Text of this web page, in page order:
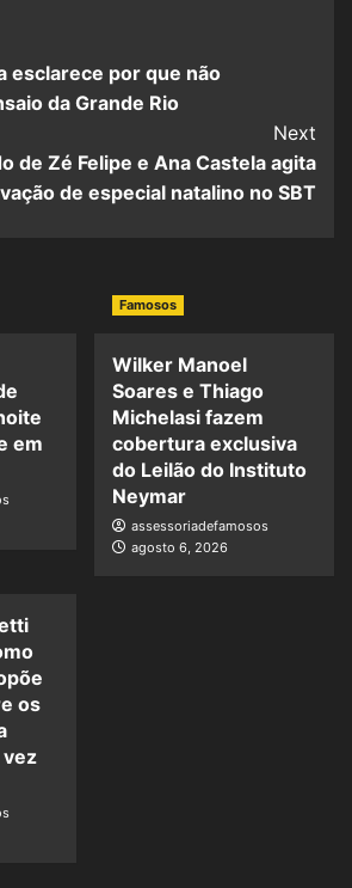
esclarece por que não
da Grande Rio
Next
de Zé Felipe e Ana Castela agita
de especial natalino no SBT
em
Famosos
Wilker Manoel
Soares e Thiago
Michelasi fazem
cobertura exclusiva
do Leilão do Instituto
Neymar
assessoriadefamosos
agosto 6, 2026
os
vez